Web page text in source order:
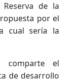
de la
por el
cual sería la
comparte el
de desarrollo